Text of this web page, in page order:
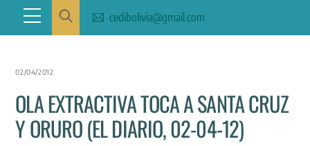
content
Menu cedibolivia@gmail.com
02/04/2012
OLA EXTRACTIVA TOCA A SANTA CRUZ
Y ORURO (EL DIARIO, 02-04-12)